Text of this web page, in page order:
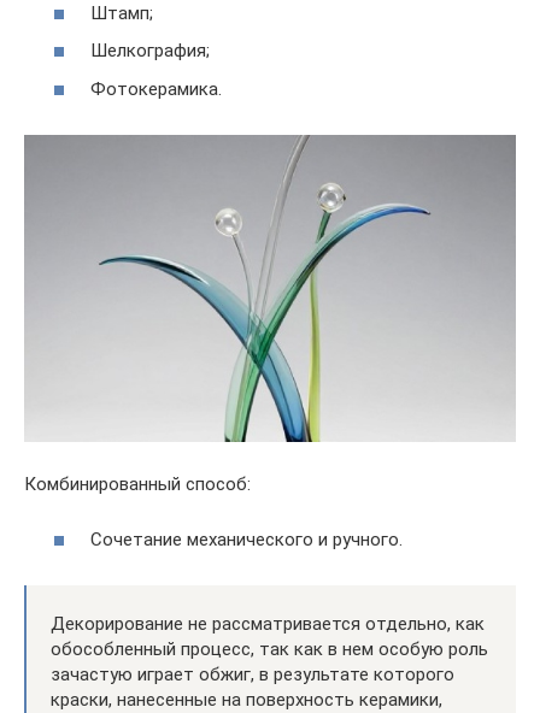
Штамп;
Шелкография;
Фотокерамика.
Комбинированный способ:
Сочетание механического и ручного.
Декорирование не рассматривается отдельно, как
обособленный процесс, так как в нем особую роль
зачастую играет обжиг, в результате которого
краски, нанесенные на поверхность керамики,